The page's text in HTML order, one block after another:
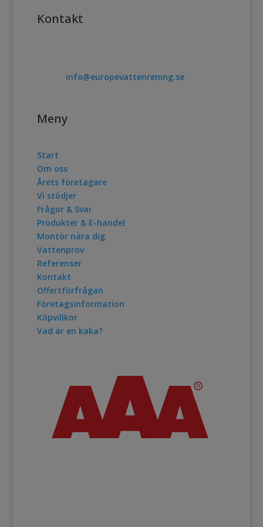
Kontakt
info@europevattenrening.se
Meny
Start
Om oss
Årets företagare
Vi stödjer
Frågor & Svar
Produkter & E-handel
Montör nära dig
Vattenprov
Referenser
Kontakt
Offertförfrågan
Företagsinformation
Köpvillkor
Vad är en kaka?